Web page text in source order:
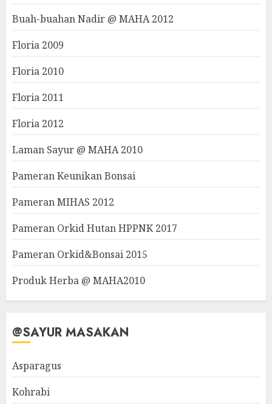
Buah-buahan Nadir @ MAHA 2012
Floria 2009
Floria 2010
Floria 2011
Floria 2012
Laman Sayur @ MAHA 2010
Pameran Keunikan Bonsai
Pameran MIHAS 2012
Pameran Orkid Hutan HPPNK 2017
Pameran Orkid&Bonsai 2015
Produk Herba @ MAHA2010
@SAYUR MASAKAN
Asparagus
Kohrabi